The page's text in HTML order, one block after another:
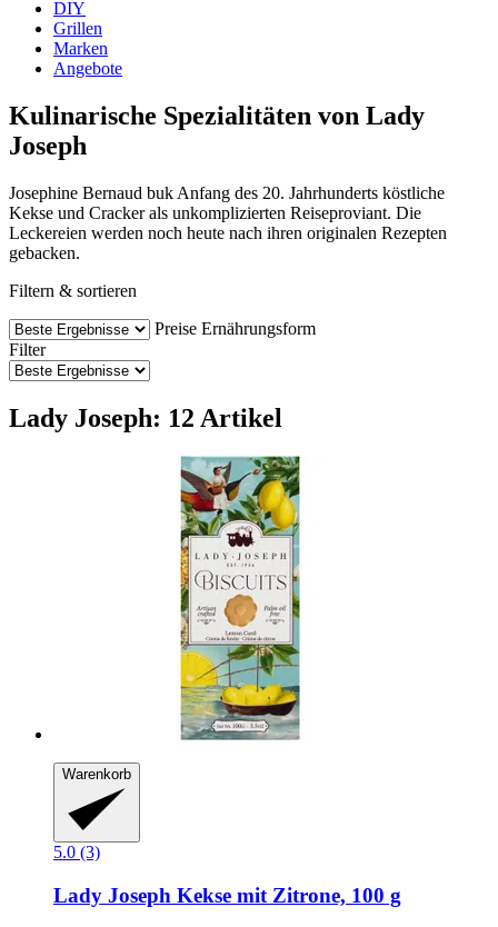
DIY
Grillen
Marken
Angebote
Kulinarische Spezialitäten von Lady
Joseph
Josephine Bernaud buk Anfang des 20. Jahrhunderts köstliche
Kekse und Cracker als unkomplizierten Reiseproviant. Die
Leckereien werden noch heute nach ihren originalen Rezepten
gebacken.
Filtern & sortieren
Preise Ernährungsform
Filter
Lady Joseph: 12 Artikel
Warenkorb
5.0 (3)
Lady Joseph Kekse mit Zitrone, 100 g